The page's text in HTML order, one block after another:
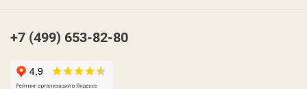
+7 (499) 653-82-80